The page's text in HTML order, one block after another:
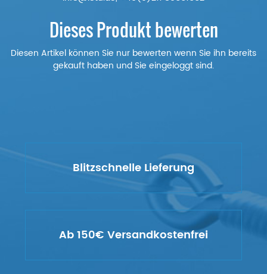
Dieses Produkt bewerten
Diesen Artikel können Sie nur bewerten wenn Sie ihn bereits
gekauft haben und Sie eingeloggt sind.
Blitzschnelle Lieferung
Ab 150€ Versandkostenfrei